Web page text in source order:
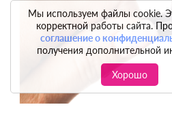
Мы используем файлы cookie.
корректной работы сайта.
соглашение о
получения дополнительной
Хорошо